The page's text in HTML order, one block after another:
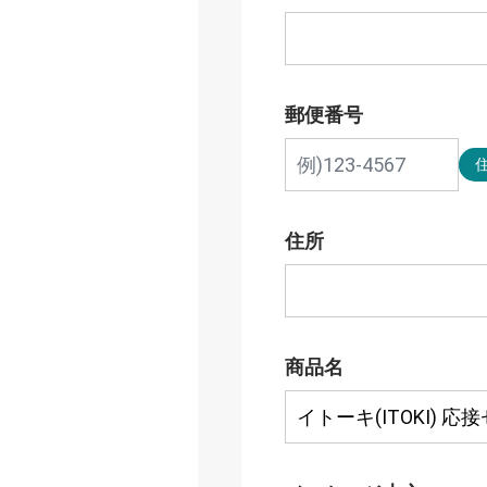
郵便番号
住所
商品名